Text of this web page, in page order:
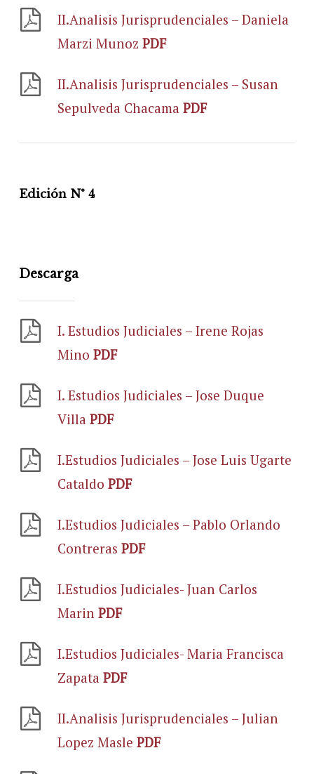
II.Analisis Jurisprudenciales – Daniela
Marzi Munoz PDF
II.Analisis Jurisprudenciales – Susan
Sepulveda Chacama PDF
Edición N° 4
Descarga
I. Estudios Judiciales – Irene Rojas
Mino PDF
I. Estudios Judiciales – Jose Duque
Villa PDF
I.Estudios Judiciales – Jose Luis Ugarte
Cataldo PDF
I.Estudios Judiciales – Pablo Orlando
Contreras PDF
I.Estudios Judiciales- Juan Carlos
Marin PDF
I.Estudios Judiciales- Maria Francisca
Zapata PDF
II.Analisis Jurisprudenciales – Julian
Lopez Masle PDF